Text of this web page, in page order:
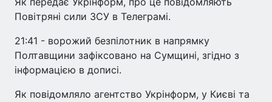
Повітряні сили ЗСУ в Телеграмі.
21:41 - ворожий безпілотник в напрямку
Полтавщини зафіксовано на Сумщині, згідно з
інформацією в дописі.
Як повідомляло агентство Укрінформ, у Києві та